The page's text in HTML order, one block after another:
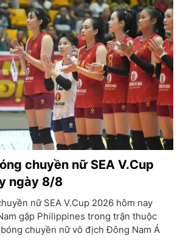
chuyền nữ SEA V.Cup
ngày 8/8
nữ SEA V.Cup 2026 hôm nay
gặp Philippines trong trận thuộc
chuyền nữ vô địch Đông Nam Á